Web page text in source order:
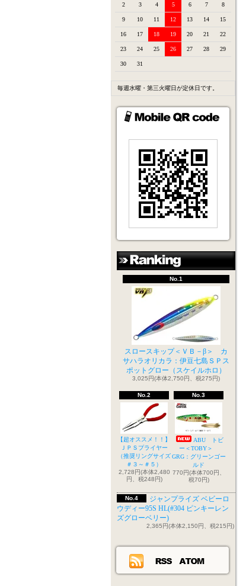
2 3 4 5 6 7 8
9 10 11 12 13 14 15
16 17 18 19 20 21 22
23 24 25 26 27 28 29
30 31
毎週水曜・第三火曜日が定休日です。
No.1
スロースキップ＜ＶＢ－β＞ カ
サハラオリカラ：伊豆七島ＳＰス
ポットグロー（スケイルホロ）
3,025円(本体2,750円、税275円)
No.2
【超オススメ！！】
ＪＰＳプライヤー
（推奨リングサイズ
＃３～＃５）
2,728円(本体2,480
円、税248円)
No.3
ABU トビ
ー＜TOBY＞
GRG：グリーンゴー
ルド
770円(本体700円、
税70円)
No.4
ジャンプライズ ベビーロ
ウディー95S HL(#304 ピンキーレン
ズグローベリー)
2,365円(本体2,150円、税215円)